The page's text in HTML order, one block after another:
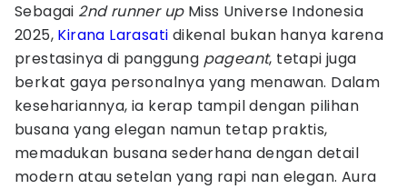
Sebagai 2nd runner upMiss Universe Indonesia
2025, Kirana Larasati dikenal bukan hanya karena
prestasinya di panggung pageant, tetapi juga
berkat gaya personalnya yang menawan. Dalam
kesehariannya, ia kerap tampil dengan pilihan
busana yang elegan namun tetap praktis,
memadukan busana sederhana dengan detail
modern atau setelan yang rapi nan elegan. Aura